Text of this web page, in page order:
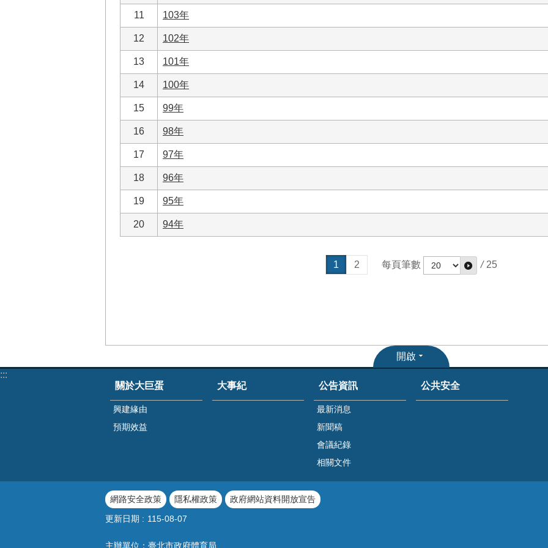
11 103年
12 102年
13 101年
14 100年
15 99年
16 98年
17 97年
18 96年
19 95年
20 94年
1 2 每頁筆數 / 25
開啟
:::
關於大巨蛋
興建緣由
預期效益
大事紀 公告資訊
最新消息
新聞稿
會議紀錄
相關文件
公共安全
網路安全政策 隱私權政策
政府網站資料開放宣告
更新日期
115-08-07
主辦單位：臺北市政府體育局